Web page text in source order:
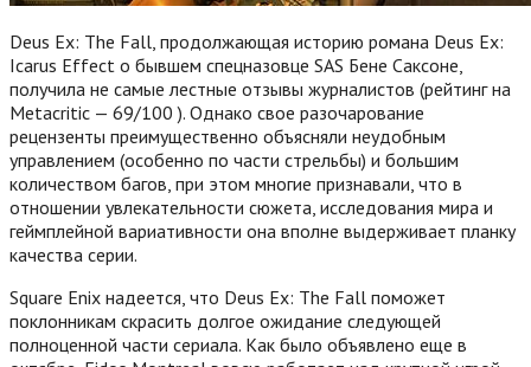
Deus Ex: The Fall, продолжающая историю романа Deus Ex:
Icarus Effect о бывшем спецназовце SAS Бене Саксоне,
получила не самые лестные отзывы журналистов (рейтинг на
Metacritic — 69/100 ). Однако свое разочарование
рецензенты преимущественно объясняли неудобным
управлением (особенно по части стрельбы) и большим
количеством багов, при этом многие признавали, что в
отношении увлекательности сюжета, исследования мира и
геймплейной вариативности она вполне выдерживает планку
качества серии.
Square Enix надеется, что Deus Ex: The Fall поможет
поклонникам скрасить долгое ожидание следующей
полноценной части сериала. Как было объявлено еще в